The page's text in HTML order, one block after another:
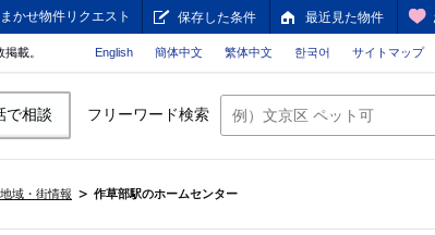
かせ物件リクエスト 保存した条件 最近見た物件
載。 English 簡体中文 繁体中文 한국어 サイトマップ
で相談 フリーワード検索
域・街情報 作草部駅のホームセンター